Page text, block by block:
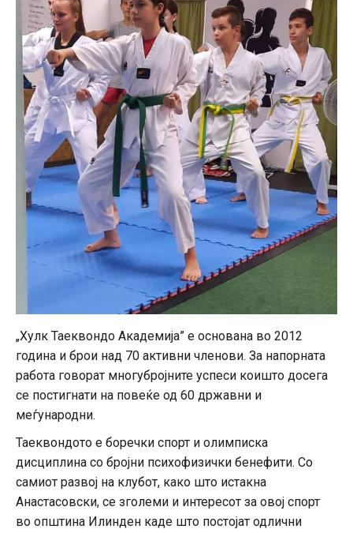
„Хулк Таеквондо Академија” е основана во 2012
година и брои над 70 активни членови. За напорната
работа говорат многубројните успеси коишто досега
се постигнати на повеќе од 60 државни и
меѓународни.
Таеквондото е боречки спорт и олимписка
дисциплина со бројни психофизички бенефити. Со
самиот развој на клубот, како што истакна
Анастасовски, се зголеми и интересот за овој спорт
во општина Илинден каде што постојат одлични